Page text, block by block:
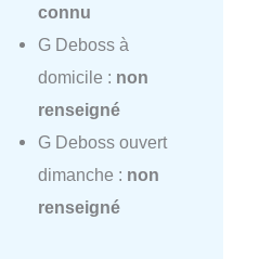
connu
G Deboss à
domicile : non
renseigné
G Deboss ouvert
dimanche : non
renseigné